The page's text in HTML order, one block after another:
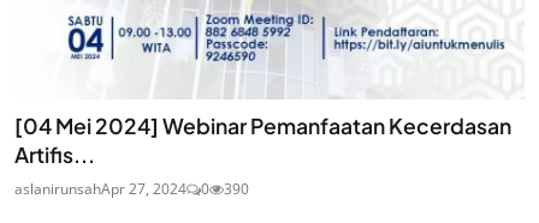
[04 Mei 2024] Webinar Pemanfaatan Kecerdasan
Artifis...
aslanirunsahApr 27, 2024 0 390